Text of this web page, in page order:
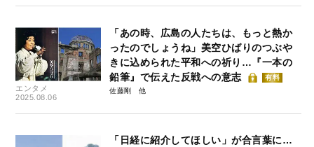
エンタメ
2025.08.06
「あの時、広島の人たちは、もっと熱か
ったのでしょうね」美空ひばりのつぶや
きに込められた平和への祈り…『一本の
鉛筆』で伝えた反戦への意志
有料
佐藤剛
「日経に紹介してほしい」が合言葉に…